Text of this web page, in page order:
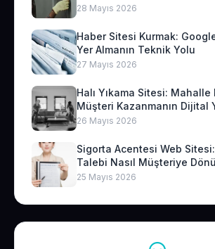
28 Mayıs 2026
Haber Sitesi Kurmak:
Yer Almanın Teknik Yolu
27 Mayıs 2026
Halı Yıkama Sitesi:
Müşteri Kazanmanın Dijital
26 Mayıs 2026
Sigorta Acentesi Web
Talebi Nasıl Müşteriye
25 Mayıs 2026